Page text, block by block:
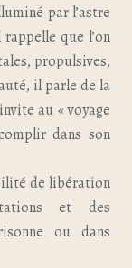
par l’astre
que l’on
propulsives,
il parle de la
au « voyage
dans son
de libération
et des
ou dans